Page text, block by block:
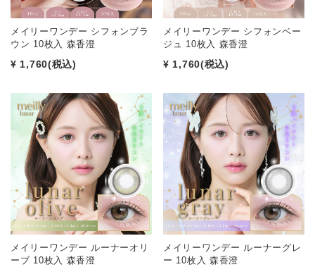
メイリーワンデー シフォンブラ
ウン 10枚入 森香澄
¥ 1,760(税込)
メイリーワンデー シフォンベー
ジュ 10枚入 森香澄
¥ 1,760(税込)
メイリーワンデー ルーナーオリ
ーブ 10枚入 森香澄
メイリーワンデー ルーナーグレ
ー 10枚入 森香澄